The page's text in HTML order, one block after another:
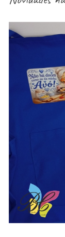
porta-